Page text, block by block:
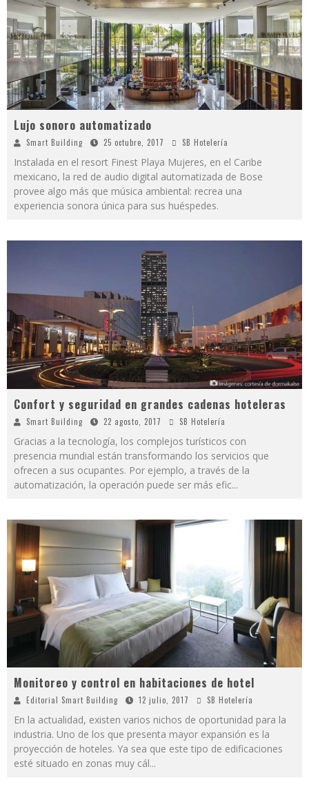
Lujo sonoro automatizado
Smart Building 25 octubre, 2017 SB Hotelería
Instalada en el resort Finest Playa Mujeres, en el Caribe
mexicano, la red de audio digital automatizada de Bose
provee algo más que música ambiental: recrea una
experiencia sonora única para sus huéspedes.
Confort y seguridad en grandes cadenas hoteleras
Smart Building 22 agosto, 2017 SB Hotelería
Gracias a la tecnología, los complejos turísticos con
presencia mundial están transformando los servicios que
ofrecen a sus ocupantes. Por ejemplo, a través de la
automatización, la operación puede ser más efic...
Monitoreo y control en habitaciones de hotel
Editorial Smart Building 12 julio, 2017 SB Hotelería
En la actualidad, existen varios nichos de oportunidad para la
industria. Uno de los que presenta mayor expansión es la
proyección de hoteles. Ya sea que este tipo de edificaciones
esté situado en zonas muy cál...